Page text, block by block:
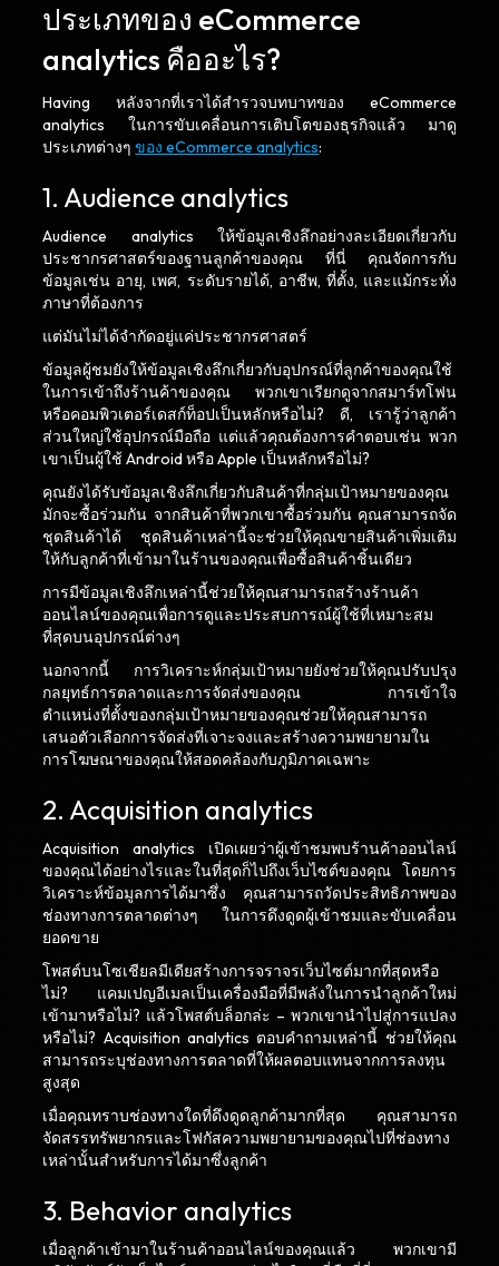
ประเภทของ eCommerce
analytics คืออะไร?
Having หลังจากที่เราได้สำรวจบทบาทของ eCommerce
analytics ในการขับเคลื่อนการเติบโตของธุรกิจแล้ว มาดู
ประเภทต่างๆของ eCommerce analytics:
1. Audience analytics
Audience analytics ให้ข้อมูลเชิงลึกอย่างละเอียดเกี่ยวกับ
ประชากรศาสตร์ของฐานลูกค้าของคุณ ที่นี่ คุณจัดการกับ
ข้อมูลเช่น อายุ, เพศ, ระดับรายได้, อาชีพ, ที่ตั้ง, และแม้กระทั่ง
ภาษาที่ต้องการ
แต่มันไม่ได้จำกัดอยู่แค่ประชากรศาสตร์
ข้อมูลผู้ชมยังให้ข้อมูลเชิงลึกเกี่ยวกับอุปกรณ์ที่ลูกค้าของคุณใช้
ในการเข้าถึงร้านค้าของคุณ พวกเขาเรียกดูจากสมาร์ทโฟน
หรือคอมพิวเตอร์เดสก์ท็อปเป็นหลักหรือไม่? ดี, เรารู้ว่าลูกค้า
ส่วนใหญ่ใช้อุปกรณ์มือถือ แต่แล้วคุณต้องการคำตอบเช่น พวก
เขาเป็นผู้ใช้ Android หรือ Apple เป็นหลักหรือไม่?
คุณยังได้รับข้อมูลเชิงลึกเกี่ยวกับสินค้าที่กลุ่มเป้าหมายของคุณ
มักจะซื้อร่วมกัน จากสินค้าที่พวกเขาซื้อร่วมกัน คุณสามารถจัด
ชุดสินค้าได้ ชุดสินค้าเหล่านี้จะช่วยให้คุณขายสินค้าเพิ่มเติม
ให้กับลูกค้าที่เข้ามาในร้านของคุณเพื่อซื้อสินค้าชิ้นเดียว
การมีข้อมูลเชิงลึกเหล่านี้ช่วยให้คุณสามารถสร้างร้านค้า
ออนไลน์ของคุณเพื่อการดูและประสบการณ์ผู้ใช้ที่เหมาะสม
ที่สุดบนอุปกรณ์ต่างๆ
นอกจากนี้ การวิเคราะห์กลุ่มเป้าหมายยังช่วยให้คุณปรับปรุง
กลยุทธ์การตลาดและการจัดส่งของคุณ การเข้าใจ
ตำแหน่งที่ตั้งของกลุ่มเป้าหมายของคุณช่วยให้คุณสามารถ
เสนอตัวเลือกการจัดส่งที่เจาะจงและสร้างความพยายามใน
การโฆษณาของคุณให้สอดคล้องกับภูมิภาคเฉพาะ
2. Acquisition analytics
Acquisition analytics เปิดเผยว่าผู้เข้าชมพบร้านค้าออนไลน์
ของคุณได้อย่างไรและในที่สุดก็ไปถึงเว็บไซต์ของคุณ โดยการ
วิเคราะห์ข้อมูลการได้มาซึ่ง คุณสามารถวัดประสิทธิภาพของ
ช่องทางการตลาดต่างๆ ในการดึงดูดผู้เข้าชมและขับเคลื่อน
ยอดขาย
โพสต์บนโซเชียลมีเดียสร้างการจราจรเว็บไซต์มากที่สุดหรือ
ไม่? แคมเปญอีเมลเป็นเครื่องมือที่มีพลังในการนำลูกค้าใหม่
เข้ามาหรือไม่? แล้วโพสต์บล็อกล่ะ – พวกเขานำไปสู่การแปลง
หรือไม่? Acquisition analytics ตอบคำถามเหล่านี้ ช่วยให้คุณ
สามารถระบุช่องทางการตลาดที่ให้ผลตอบแทนจากการลงทุน
สูงสุด
เมื่อคุณทราบช่องทางใดที่ดึงดูดลูกค้ามากที่สุด คุณสามารถ
จัดสรรทรัพยากรและโฟกัสความพยายามของคุณไปที่ช่องทาง
เหล่านั้นสำหรับการได้มาซึ่งลูกค้า
3. Behavior analytics
เมื่อลูกค้าเข้ามาในร้านค้าออนไลน์ของคุณแล้ว พวกเขามี